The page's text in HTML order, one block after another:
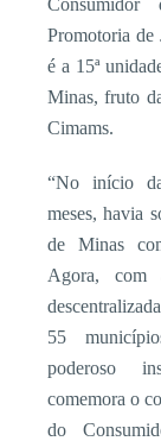
Promotoria de
é a 15ª
Minas, fruto
Cimams.
“No início
meses, havia
de Minas
Agora, com
55
poderoso
comemora o
do